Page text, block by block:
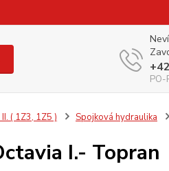
PO-
( 1Z3, 1Z5 ) Spojková hydraulika
I.- Topran